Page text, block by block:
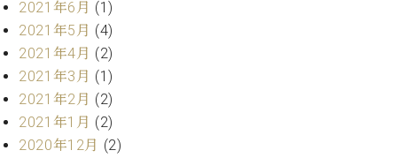
ト
ピ
ア
ノ
C.
ベ
ノ
の
コ
ン
シ
ェ
ジ
2021年6月 (1)
2021年5月 (4)
2021年4月 (2)
2021年3月 (1)
2021年2月 (2)
2021年1月 (2)
2020年12月 (2)